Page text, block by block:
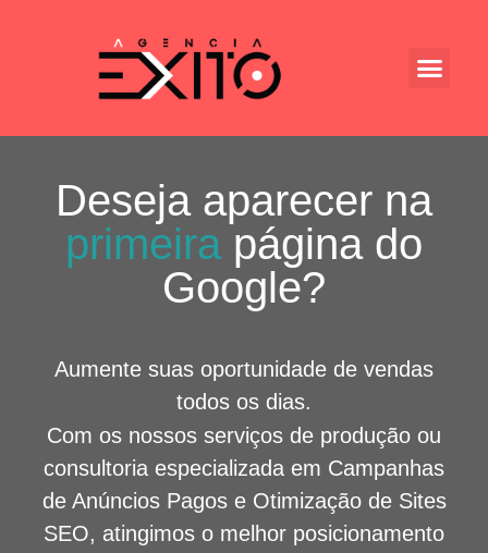
Deseja aparecer na
primeira página do
Google?
Aumente suas oportunidade de vendas
todos os dias.
Com os nossos serviços de produção ou
consultoria especializada em Campanhas
de Anúncios Pagos e Otimização de Sites
SEO, atingimos o melhor posicionamento